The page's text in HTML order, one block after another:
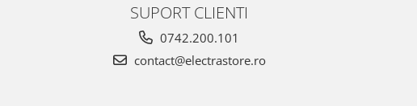
SUPORT CLIENTI
0742.200.101
contact@electrastore.ro